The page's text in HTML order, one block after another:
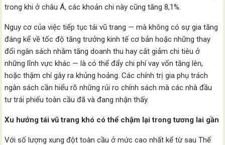
trong khi ở châu Á, các khoản chi này cũng tăng 8,1%.
Nguy cơ của việc tiếp tục tái vũ trang — mà không có sự gia tăng
đáng kể về tốc độ tăng trưởng kinh tế cơ bản hoặc những thay
đổi ngân sách nhằm tăng doanh thu hay cắt giảm chi tiêu ở
những lĩnh vực khác — là có thể đẩy chi phí vay vốn tăng lên,
hoặc thậm chí gây ra khủng hoảng. Các chính trị gia phụ trách
ngân sách cần hiểu rõ những rủi ro chính sách mà các nhà đầu
tư trái phiếu toàn cầu đã và đang nhận thấy.
Xu hướng tái vũ trang khó có thể chậm lại trong tương lai gần
Với số lượng xung đột toàn cầu ở mức cao nhất kể từ sau Thế